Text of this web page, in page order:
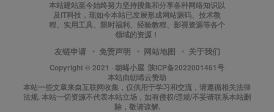
本站建站至今始终努力坚持搜集和分享各种网络知识以
及IT科技，现如今本站已发展形成网站源码、技术教
程、实用工具、限时福利、经验教程、影视资源等各个
领域的资源！
友链申请 免责声明 网站地图 关于我们
Copyright © 2021 · 朝晞小屋 陕ICP备2022001461号
本站由朝晞云赞助
本站一些文章来自互联网收集，仅供用于学习和交流，请遵循相关法律
法规. 本站一切资源不代表本站立场，如有侵权/违规/不妥请联系本站删
除，敬请谅解.